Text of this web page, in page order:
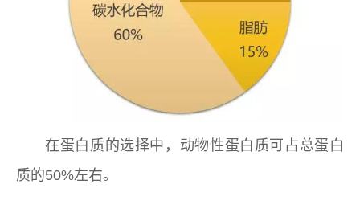
在蛋白质的选择中，动物性蛋白质可占总蛋白
质的50%左右。